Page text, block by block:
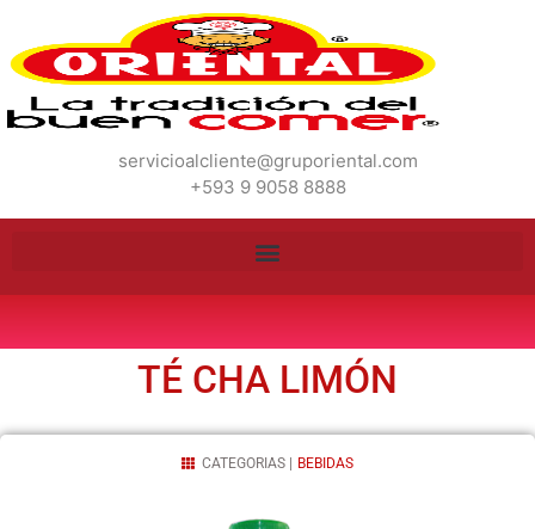
servicioalcliente@gruporiental.com
+593 9 9058 8888
TÉ CHA LIMÓN
CATEGORIAS | BEBIDAS